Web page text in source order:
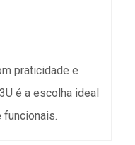
praticidade e
é a escolha ideal